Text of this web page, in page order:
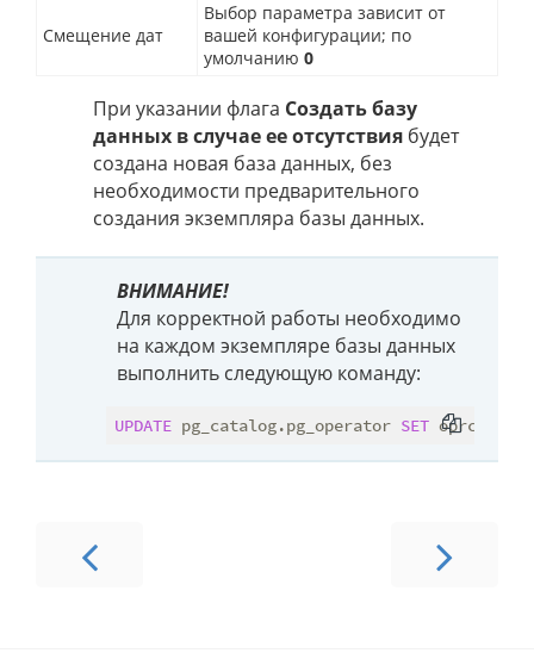
Смещение дат
Выбор параметра зависит от
вашей конфигурации; по
умолчанию 0
При указании флага Создать базу
данных в случае ее отсутствия будет
создана новая база данных, без
необходимости предварительного
создания экземпляра базы данных.
ВНИМАНИЕ!
Для корректной работы необходимо
на каждом экземпляре базы данных
выполнить следующую команду:
UPDATE pg_catalog.pg_operator SET